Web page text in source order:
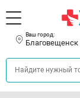
Ваш город:
Благовещенск